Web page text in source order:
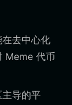
去中心化
Meme 代币
导的平